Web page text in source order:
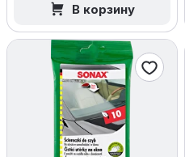
В корзину